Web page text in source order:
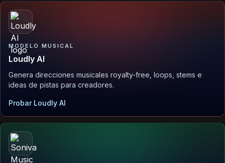
MODELO MUSICAL
Loudly AI
Genera direcciones musicales royalty-free, loops, stems e
ideas de pistas para creadores.
Probar Loudly AI